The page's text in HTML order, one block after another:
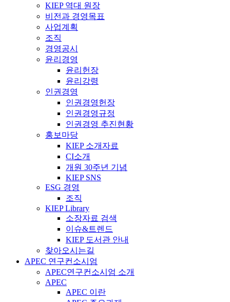
KIEP 역대 원장
비전과 경영목표
사업계획
조직
경영공시
윤리경영
윤리헌장
윤리강령
인권경영
인권경영헌장
인권경영규정
인권경영 추진현황
홍보마당
KIEP 소개자료
CI소개
개원 30주년 기념
KIEP SNS
ESG 경영
조직
KIEP Library
소장자료 검색
이슈&트렌드
KIEP 도서관 안내
찾아오시는길
APEC 연구컨소시엄
APEC연구컨소시엄 소개
APEC
APEC 이란